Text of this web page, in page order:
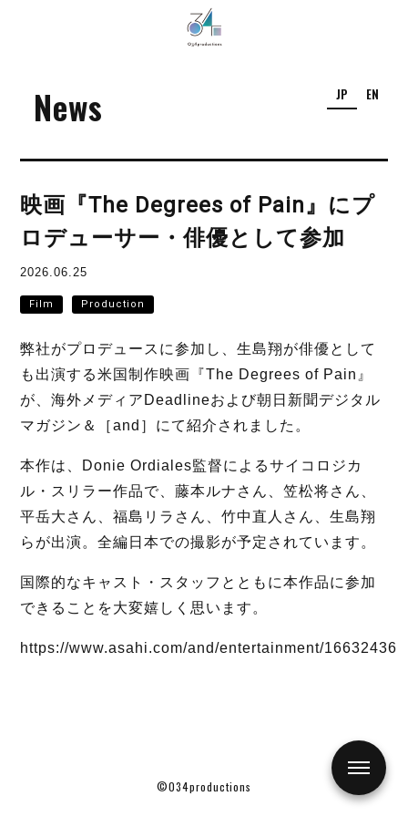
News JP EN
映画『The Degrees of Pain』にプ
ロデューサー・俳優として参加
2026.06.25
Film Production
弊社がプロデュースに参加し、生島翔が俳優として
も出演する米国制作映画『The Degrees of Pain』
が、海外メディアDeadlineおよび朝日新聞デジタル
マガジン＆［and］にて紹介されました。
本作は、Donie Ordiales監督によるサイコロジカ
ル・スリラー作品で、藤本ルナさん、笠松将さん、
平岳大さん、福島リラさん、竹中直人さん、生島翔
らが出演。全編日本での撮影が予定されています。
国際的なキャスト・スタッフとともに本作品に参加
できることを大変嬉しく思います。
https://www.asahi.com/and/entertainment/16632436
©034productions